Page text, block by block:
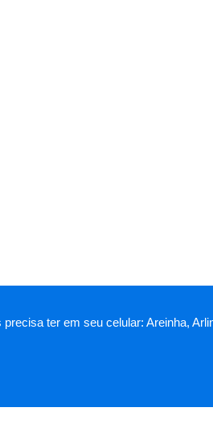
ter em seu celular: Areinha,